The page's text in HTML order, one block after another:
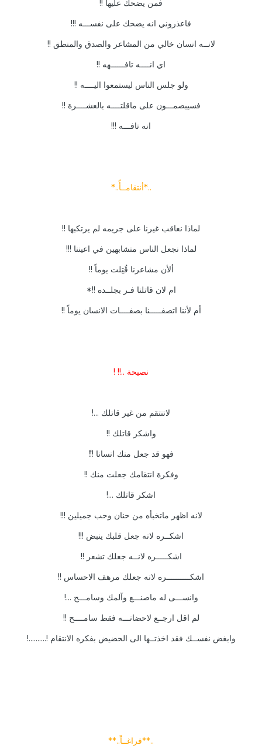
فمن يضحك عليها !!
فاعذروني انه يضحك على نفســـه !!!
لانــه انسان خالي من المشاعر والصدق والمنطق !!
اي انــــه تافــــــهه !!
ولو جلس الناس ليستمعوا اليــــه !!
فسيبصمـــون على ماقلتــــه بالعشــــرة !!
انه تافـــه !!!
..*أنتقامــأً..*
لماذا نعاقب غيرنا على جريمه لم يرتكبها !!
لماذا نجعل الناس متشابهين في اعيننا !!!
ألأن مشاعرنا قُتِلت يوماً !!
ام لان قاتلنا فـر بجلــده !!*
أم لأننا اتصفـــــنا بصفــــات الانسان يوماً !!
نصيحة ..!! !
لاتنتقم من غير قاتلك ...!
واشكر قاتلك !!
فهو قد جعل منك انسانا !!ً
وفكرة انتقامك جعلت منك !!
اشكر قاتلك ...!
لانه اظهر ماتخبأه من حنان وحب جميلين !!!
اشكــره لانه جعل قلبك ينبض !!!
اشكـــــره لانــه جعلك تشعر !!
اشكــــــــــره لانه جعلك مرهف الاحساس !!
وانســـى له ماصنـــع وآلمك وسامـــح ...!
لم اقل ارجــع لاحضانـــه فقط سامــــح !!
وابغض نفســك فقد اخذتــها الى الحضيض بفكره الانتقام !..........!
..**فراغــاًً..**